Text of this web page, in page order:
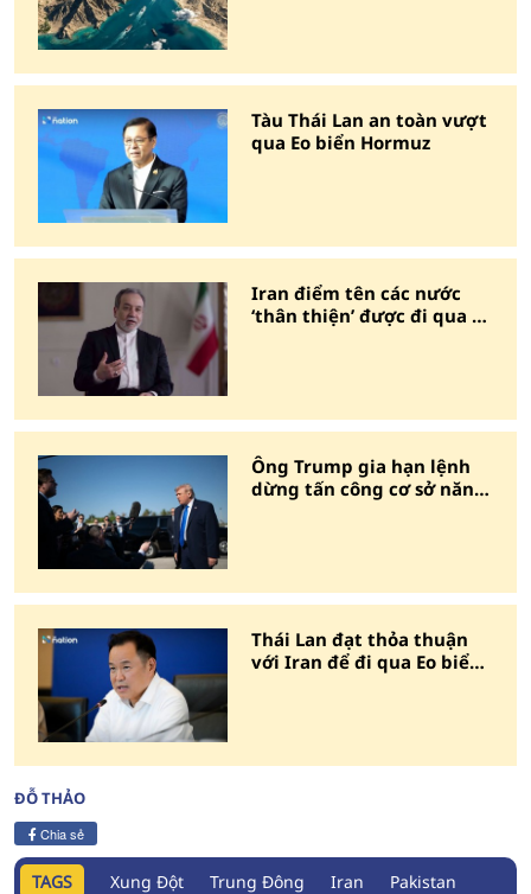
Tàu Thái Lan an toàn vượt
qua Eo biển Hormuz
Iran điểm tên các nước
‘thân thiện’ được đi qua Eo
Ông Trump gia hạn lệnh
dừng tấn công cơ sở năng
Thái Lan đạt thỏa thuận
với Iran để đi qua Eo biển
ĐỖ THẢO
Chia sẻ
TAGS Xung Đột Trung Đông Iran
Pakistan